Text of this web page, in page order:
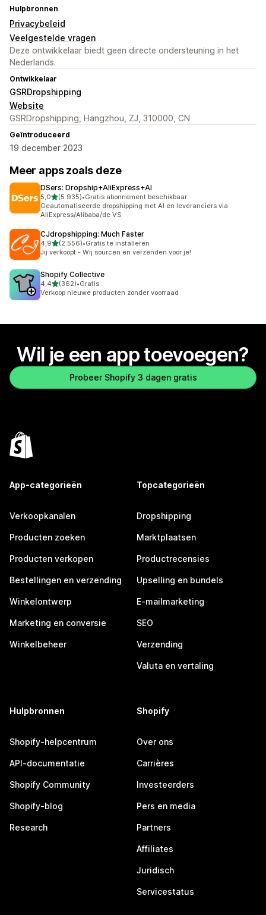
Hulpbronnen
Privacybeleid
Veelgestelde vragen
Deze ontwikkelaar biedt geen directe ondersteuning in het
Nederlands.
Ontwikkelaar
GSRDropshipping
Website
GSRDropshipping, Hangzhou, ZJ, 310000, CN
Geïntroduceerd
19 december 2023
Meer apps zoals deze
DSers: Dropship+AliExpress+AI
5,0van 5 sterren
(5.935)
5935 recensies in totaal
•Gratis abonnement beschikbaar
Geautomatiseerde dropshipping met AI en leveranciers via
AliExpress/Alibaba/de VS
CJdropshipping: Much Faster
4,9van 5 sterren
(2.556)
2556 recensies in totaal
•Gratis te installeren
Jij verkoopt - Wij sourcen en verzenden voor je!
Shopify Collective
4,4van 5 sterren
(362)
362 recensies in totaal
•Gratis
Verkoop nieuwe producten zonder voorraad
Wil je een app toevoegen?
Probeer Shopify 3 dagen gratis
App-categorieën
Verkoopkanalen
Producten zoeken
Producten verkopen
Bestellingen en verzending
Winkelontwerp
Marketing en conversie
Winkelbeheer
Topcategorieën
Dropshipping
Marktplaatsen
Productrecensies
Upselling en bundels
E-mailmarketing
SEO
Verzending
Valuta en vertaling
Hulpbronnen
Shopify-helpcentrum
API-documentatie
Shopify Community
Shopify-blog
Research
Shopify
Over ons
Carrières
Investeerders
Pers en media
Partners
Affiliates
Juridisch
Servicestatus